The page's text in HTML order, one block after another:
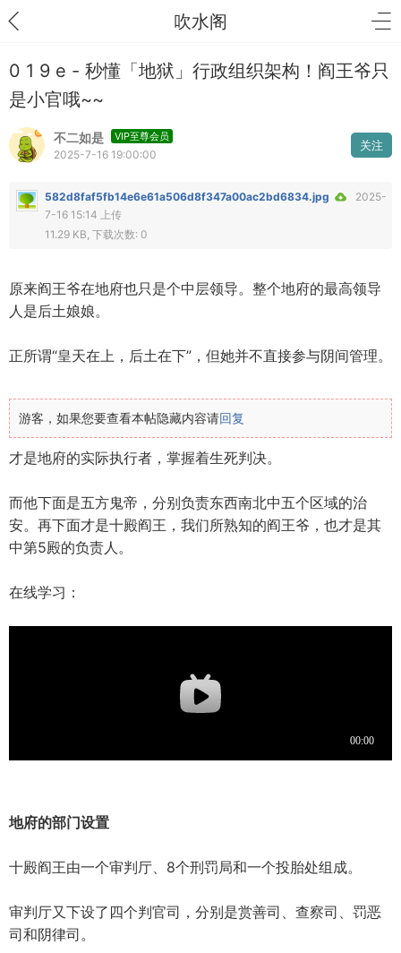
吹水阁
0 1 9 e - 秒懂「地狱」行政组织架构！阎王爷只
是小官哦~~
不二如是 VIP至尊会员
2025-7-16 19:00:00
关注
582d8faf5fb14e6e61a506d8f347a00ac2bd6834.jpg
2025-
7-16 15:14 上传
11.29 KB, 下载次数: 0
原来阎王爷在地府也只是个中层领导。整个地府的最高领导
人是后土娘娘。
正所谓“皇天在上，后土在下”，但她并不直接参与阴间管理。
游客，如果您要查看本帖隐藏内容请回复
才是地府的实际执行者，掌握着生死判决。
而他下面是五方鬼帝，分别负责东西南北中五个区域的治
安。再下面才是十殿阎王，我们所熟知的阎王爷，也才是其
中第5殿的负责人。
在线学习：
地府的部门设置
十殿阎王由一个审判厅、8个刑罚局和一个投胎处组成。
审判厅又下设了四个判官司，分别是赏善司、查察司、罚恶
司和阴律司。